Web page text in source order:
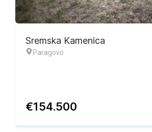
Ekskluzivna ponuda
Sremska Kamenica
Paragovo
€154.500